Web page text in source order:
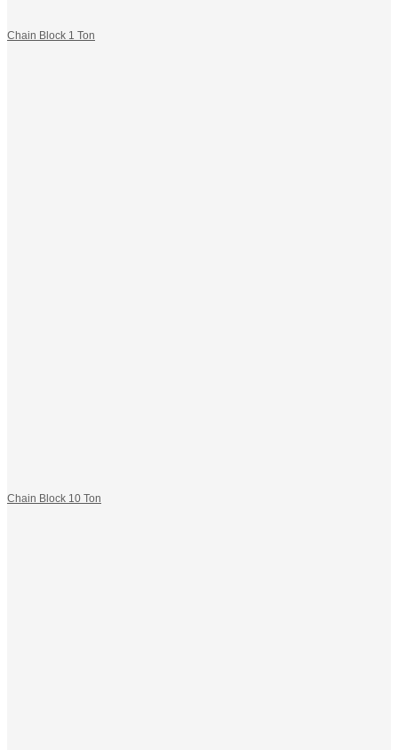
Chain Block 1 Ton
Chain Block 10 Ton